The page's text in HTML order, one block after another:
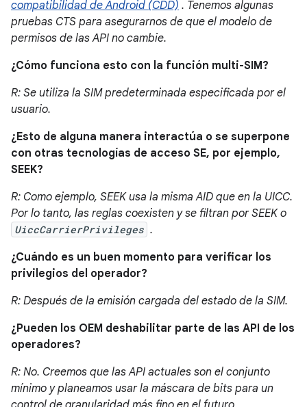
compatibilidad de Android (CDD) . Tenemos algunas
pruebas CTS para asegurarnos de que el modelo de
permisos de las API no cambie.
¿Cómo funciona esto con la función multi-SIM?
R: Se utiliza la SIM predeterminada especificada por el
usuario.
¿Esto de alguna manera interactúa o se superpone
con otras tecnologías de acceso SE, por ejemplo,
SEEK?
R: Como ejemplo, SEEK usa la misma AID que en la UICC.
Por lo tanto, las reglas coexisten y se filtran por SEEK o
UiccCarrierPrivileges .
¿Cuándo es un buen momento para verificar los
privilegios del operador?
R: Después de la emisión cargada del estado de la SIM.
¿Pueden los OEM deshabilitar parte de las API de los
operadores?
R: No. Creemos que las API actuales son el conjunto
mínimo y planeamos usar la máscara de bits para un